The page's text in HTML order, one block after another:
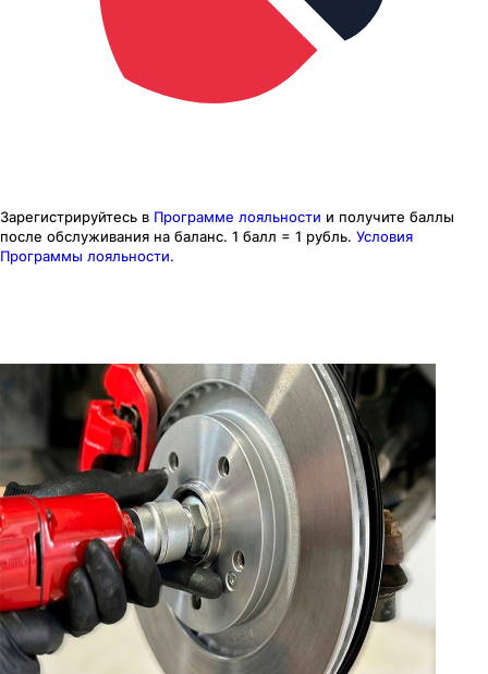
Зарегистрируйтесь в Программе лояльности и получите баллы
после обслуживания на баланс. 1 балл = 1 рубль. Условия
Программы лояльности.